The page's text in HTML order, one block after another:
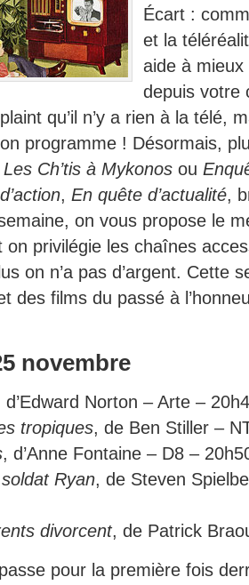
Écart :
et la
aide à
depuis votre
qu’il n’y a rien à la télé,
programme ! Désormais,
Les Ch’tis à Mykonos ou
, En quête d’actualité,
on vous propose le
on privilégie les chaînes
on n’a pas d’argent. Cette
des films du passé à
novembre
d’Edward Norton – Arte –
tropiques, de Ben Stiller –
, d’Anne Fontaine – D8 –
Ryan, de Steven
divorcent, de Patrick
pour la première fois